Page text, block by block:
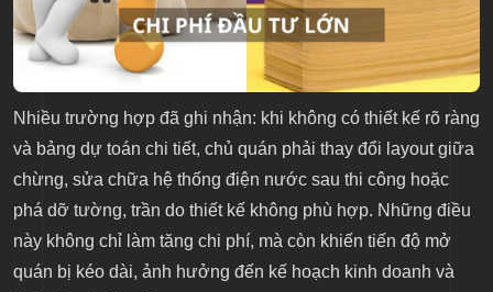
Nhiều trường hợp đã ghi nhận: khi không có thiết kế rõ ràng
và bảng dự toán chi tiết, chủ quán phải thay đổi layout giữa
chừng, sửa chữa hệ thống điện nước sau thi công hoặc
phá dỡ tường, trần do thiết kế không phù hợp. Những điều
này không chỉ làm tăng chi phí, mà còn khiến tiến độ mở
quán bị kéo dài, ảnh hưởng đến kế hoạch kinh doanh và